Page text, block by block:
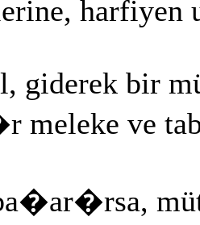
giderek bir
ve